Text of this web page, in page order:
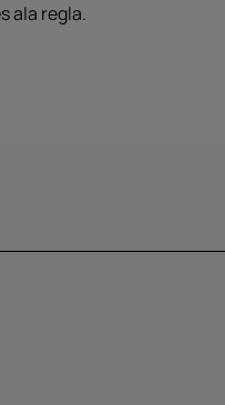
ala regla.